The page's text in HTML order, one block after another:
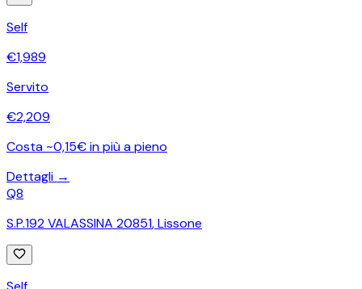
Self
€1,989
Servito
€2,209
Costa ~0,15€ in più a pieno
Dettagli →
Q8
S.P.192 VALASSINA 20851,Lissone